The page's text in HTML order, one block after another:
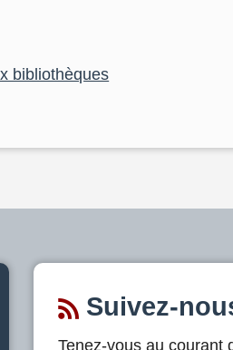
bibliothèques
Suivez-
Tenez-vous au courant